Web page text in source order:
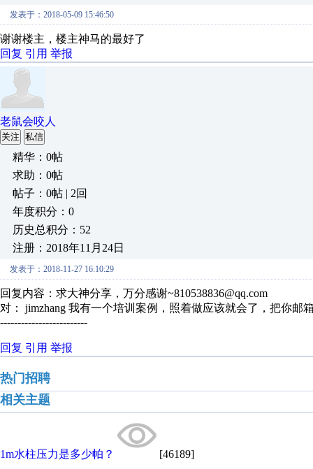
发表于：2018-05-09 15:46:50
谢谢楼主，楼主神马的最好了
回复 引用 举报
老鼠会咬人
关注 私信
精华：0帖
求助：0帖
帖子：0帖 | 2回
年度积分：0
历史总积分：52
注册：2018年11月24日
发表于：2018-11-27 16:10:29
回复内容：求大神分享，万分感谢~810538836@qq.com
对： jimzhang 我有一个培训案例，照着做应该就会了，把你邮
-------------------------
回复 引用 举报
热门招聘
相关主题
1m水柱压力是多少帕？ [46189]